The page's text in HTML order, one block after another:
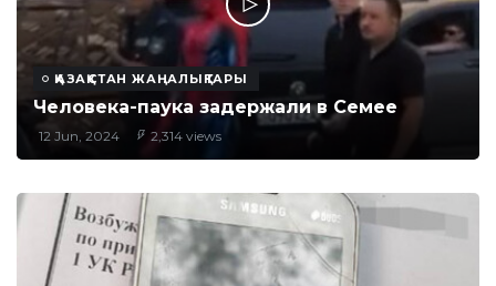
ҚАЗАҚСТАН ЖАҢАЛЫҚТАРЫ
Человека-паука задержали в Семее
12 Jun, 2024 2,314 views